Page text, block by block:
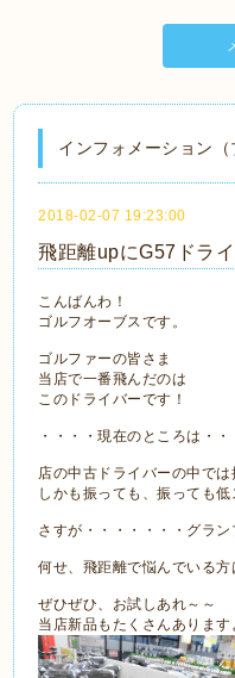
インフォメーション（
2018-02-07 19:23:00
飛距離upにG57ドラ
こんばんわ！
ゴルフオーブスです。
ゴルファーの皆さま
当店で一番飛んだのは
このドライバーです！
・・・・現在のところは・・
店の中古ドライバーの中では
しかも振っても、振っても低
さすが・・・・・・・グラ
何せ、飛距離で悩んでいる方
ぜひぜひ、お試しあれ～～
当店新品もたくさんあります